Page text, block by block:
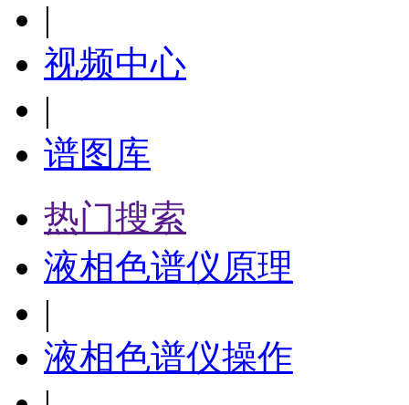
|
视频中心
|
谱图库
热门搜索
液相色谱仪原理
|
液相色谱仪操作